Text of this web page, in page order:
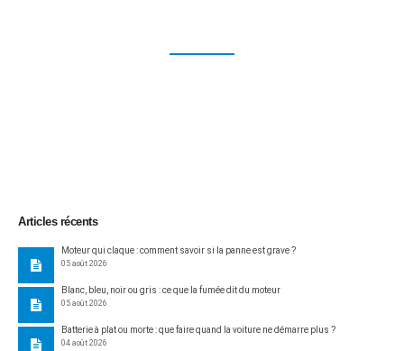
Articles récents
Moteur qui claque : comment savoir si la panne est grave ?
05 août 2026
Blanc, bleu, noir ou gris : ce que la fumée dit du moteur
05 août 2026
Batterie à plat ou morte : que faire quand la voiture ne démarre plus ?
04 août 2026